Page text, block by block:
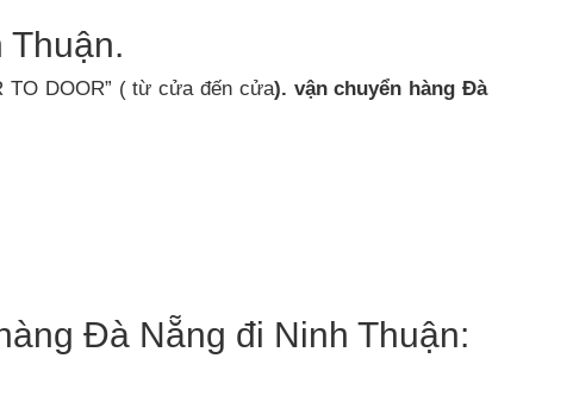
TO DOOR” ( từ cửa đến cửa). vận chuyển hàng Đà
Đà Nẵng đi Ninh Thuận: